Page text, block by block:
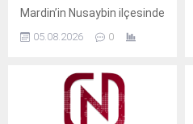
Mardin’in Nusaybin ilçesinde
çıkan kuru ot yangınında
gördü. Yangın, sabah
saatlerinde Nusaybin
ilçesine bağlı kırsal
05.08.2026 0